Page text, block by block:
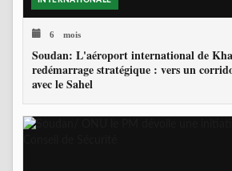
6 mois
Soudan: L'aéroport international de
redémarrage stratégique : vers un
avec le Sahel